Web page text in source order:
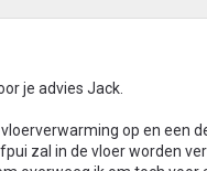
je advies Jack.
op en een
zal in de vloer worden